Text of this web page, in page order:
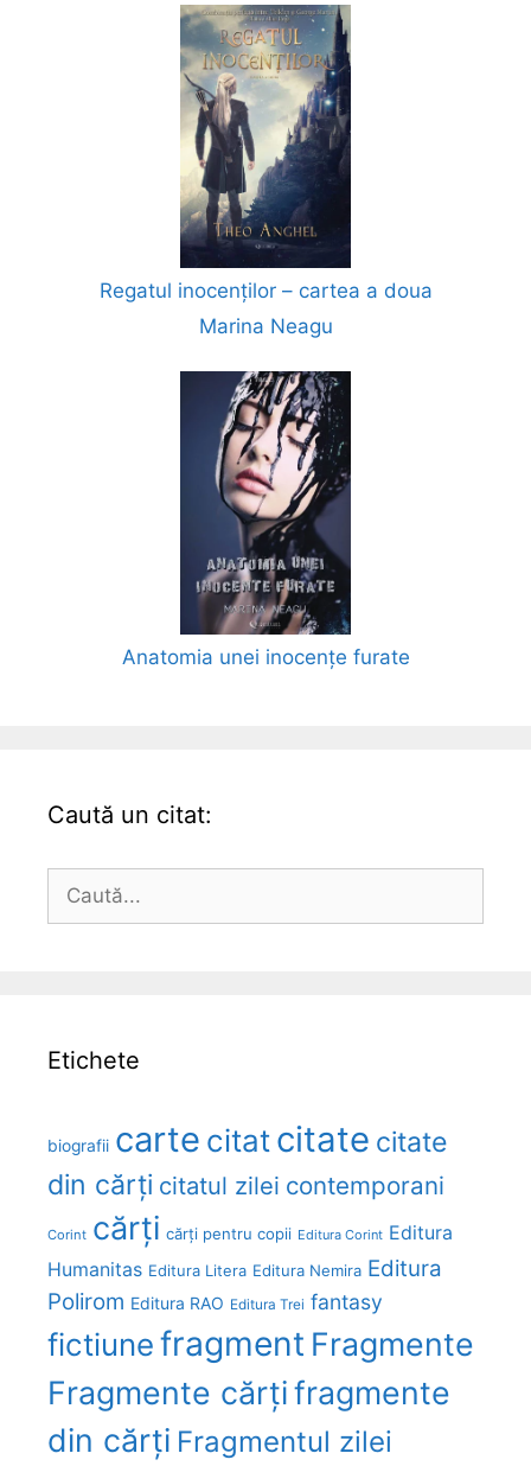
Regatul inocenților – cartea a doua
Marina Neagu
Anatomia unei inocențe furate
Caută un citat:
după:
Etichete
biografii carte citatcitate citate
din cărți citatul zilei contemporani
Corint cărți cărți pentru copii Editura Corint Editura
Humanitas Editura Litera Editura Nemira Editura
Polirom Editura RAO Editura Trei fantasy
fictiunefragment Fragmente
Fragmente cărțifragmente
din cărți Fragmentul zilei